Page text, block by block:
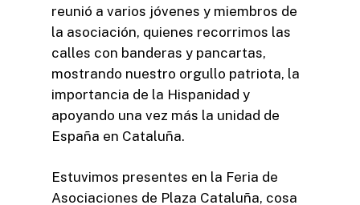
reunió a varios jóvenes y miembros de
la asociación, quienes recorrimos las
calles con banderas y pancartas,
mostrando nuestro orgullo patriota, la
importancia de la Hispanidad y
apoyando una vez más la unidad de
España en Cataluña.
Estuvimos presentes en la Feria de
Asociaciones de Plaza Cataluña, cosa